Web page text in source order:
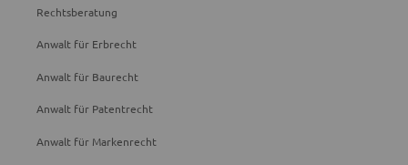
Rechtsberatung
Anwalt für Erbrecht
Anwalt für Baurecht
Anwalt für Patentrecht
Anwalt für Markenrecht